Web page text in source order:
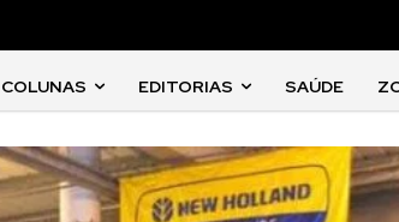
COLUNAS EDITORIAS SAÚDE